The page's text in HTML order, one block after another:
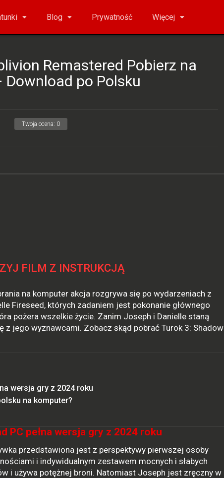
Blog Prywatność Więcej
Remastered Pobierz na
Download po Polsku
Twoja ocena: 0
FILM Z INSTRUKCJĄ
na komputer akcja rozgrywa się po wydarzeniach z
Fireseed, których zadaniem jest pokonanie głównego
pożera wszelkie życie. Zanim Joseph i Danielle staną
jego wyznawcami. Zobacz skąd pobrać Turok 3: Shadow
wersja gry z 2024 roku
na komputer?
PC pełna wersja gry z 2024 roku
przedstawiona jest z perspektywy pierwszej osoby
i indywidualnym zestawem mocnych i słabych
i używa potężnej broni. Natomiast Joseph jest zręczny w